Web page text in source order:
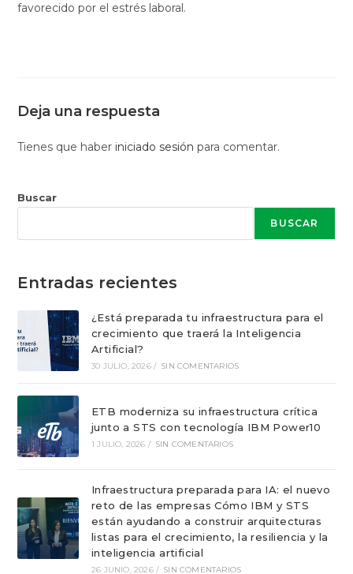
favorecido por el estrés laboral.
Deja una respuesta
Tienes que haber iniciado sesión para comentar.
Buscar
BUSCAR
Entradas recientes
¿Está preparada tu infraestructura para el
crecimiento que traerá la Inteligencia
Artificial?
30 JULIO, 2026 / SIN COMENTARIOS
ETB moderniza su infraestructura crítica
junto a STS con tecnología IBM Power10
1 JULIO, 2026 / SIN COMENTARIOS
Infraestructura preparada para IA: el nuevo
reto de las empresas Cómo IBM y STS
están ayudando a construir arquitecturas
listas para el crecimiento, la resiliencia y la
inteligencia artificial
26 JUNIO, 2026 / SIN COMENTARIOS